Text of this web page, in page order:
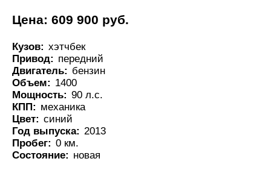
Цена: 609 900 руб.
Кузов: хэтчбек
Привод: передний
Двигатель: бензин
Объем: 1400
Мощность: 90 л.с.
КПП: механика
Цвет: синий
Год выпуска: 2013
Пробег: 0 км.
Состояние: новая